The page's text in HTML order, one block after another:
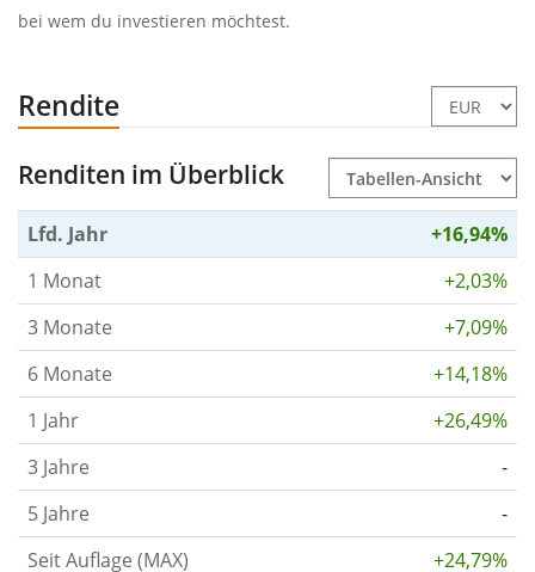
bei wem du investieren möchtest.
Rendite
Renditen im Überblick
Lfd. Jahr
+16,94%
1 Monat
+2,03%
3 Monate
+7,09%
6 Monate
+14,18%
1 Jahr
+26,49%
3 Jahre
-
5 Jahre
-
Seit Auflage (MAX)
+24,79%